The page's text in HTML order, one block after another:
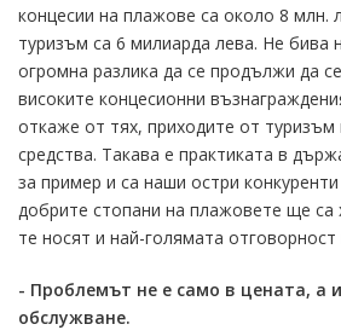
концесии на плажове са около 8 млн.
туризъм са 6 милиарда лева. Не бива
огромна разлика да се продължи да
високите концесионни
откаже от тях, приходите от
средства. Такава е практиката в
за пример и са наши остри
добрите стопани на плажовете ще са
те носят и най-голямата отговорност
- Проблемът не е само в цената, а
обслужване.